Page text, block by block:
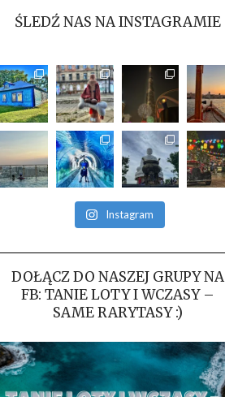
ŚLEDŹ NAS NA INSTAGRAMIE
Instagram
DOŁĄCZ DO NASZEJ GRUPY NA
FB: TANIE LOTY I WCZASY –
SAME RARYTASY :)